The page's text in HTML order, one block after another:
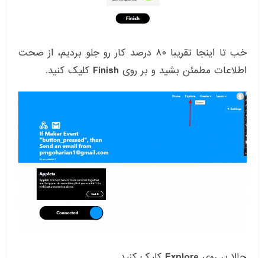
خب تا اینجا تقریبا ۸۰ درصد کار رو جلو بردیم، از صحت
اطلاعات مطمئن بشید و بر روی Finish کلیک کنید.